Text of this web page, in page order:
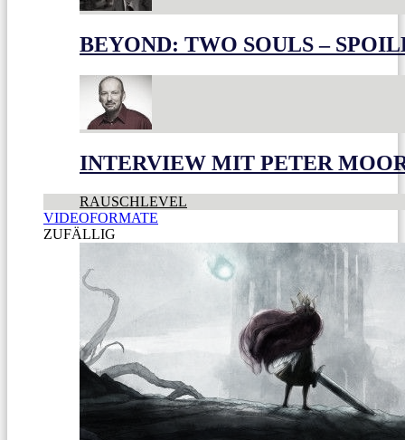
BEYOND: TWO SOULS –
INTERVIEW MIT PETER
RAUSCHLEVEL
VIDEOFORMATE
ZUFÄLLIG